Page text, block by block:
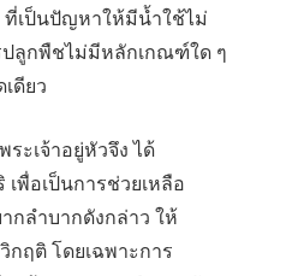
ที่เป็นปัญหาให้มีน้ำใช้ไม่
ปลูกพืชไม่มีหลักเกณฑ์ใด ๆ
ดียว
ะเจ้าอยู่หัวจึง ได้
พื่อเป็นการช่วยเหลือ
กลำบากดังกล่าว ให้
กฤติ โดยเฉพาะการ